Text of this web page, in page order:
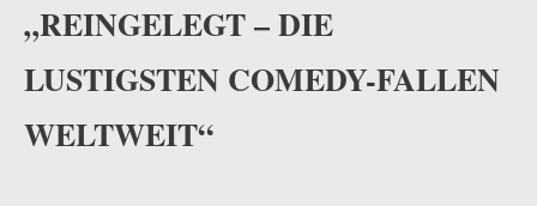
„REINGELEGT – DIE
LUSTIGSTEN COMEDY-FALLEN
WELTWEIT“